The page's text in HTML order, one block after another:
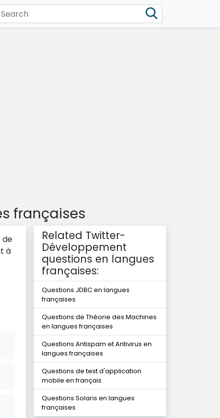
françaises
de
à
Related Twitter-
Développement
questions en langues
françaises:
Questions JDBC en langues
françaises
Questions de Théorie des Machines
en langues françaises
Questions Antispam et Antivirus en
langues françaises
Questions de test d'application
mobile en français
Questions Solaris en langues
françaises